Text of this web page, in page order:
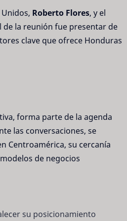
Roberto Flores, y el
de la reunión fue presentar de
clave que ofrece Honduras
forma parte de la agenda
las conversaciones, se
Centroamérica, su cercanía
de negocios
su posicionamiento